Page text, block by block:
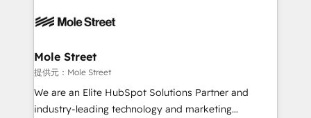
workflows; automation agents; process optimization
Healthcare: HIPAA implementations; secure data
workflows 💼 Financial Services: compliant
workflows; audit-ready reporting ⚖️ Legal: client
intake; pipeline and document workflows 🛒 E-
Mole Street
提供元：Mole Street
We are an Elite HubSpot Solutions Partner and
industry-leading technology and marketing